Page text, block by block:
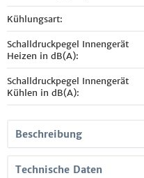
Kühlungsart:
Schalldruckpegel Innengerät
Heizen in dB(A):
Schalldruckpegel Innengerät
Kühlen in dB(A):
Beschreibung
Technische Daten